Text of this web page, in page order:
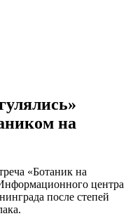
на
«Ботаник на
центра
после степей